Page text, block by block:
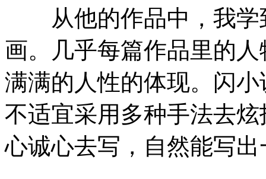
从他的作品中，我学
画。几乎每篇作品里的
满满的人性的体现。闪
不适宜采用多种手法去
心诚心去写，自然能写